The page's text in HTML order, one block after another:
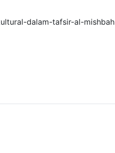
dalam-tafsir-al-mishbah